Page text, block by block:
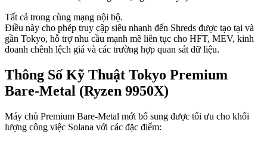
Tất cả trong cùng mạng nội bộ.
Điều này cho phép truy cập siêu nhanh đến Shreds được tạo tại và
gần Tokyo, hỗ trợ nhu cầu mạnh mẽ liên tục cho HFT, MEV, kinh
doanh chênh lệch giá và các trường hợp quan sát dữ liệu.
Thông Số Kỹ Thuật Tokyo Premium
Bare-Metal (Ryzen 9950X)
Máy chủ Premium Bare-Metal mới bổ sung được tối ưu cho khối
lượng công việc Solana với các đặc điểm: